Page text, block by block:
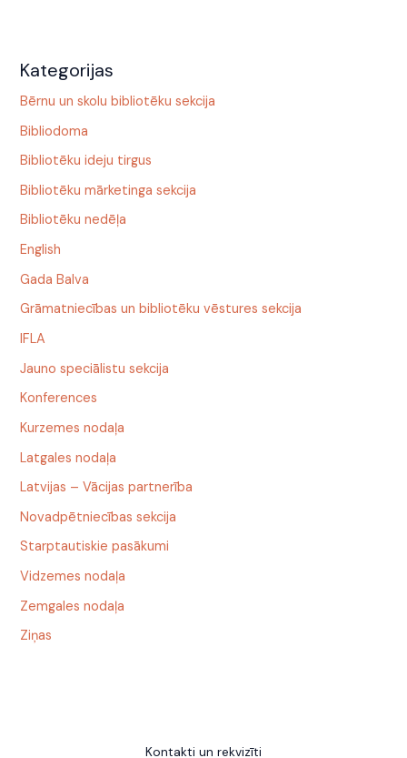
Kategorijas
Bērnu un skolu bibliotēku sekcija
Bibliodoma
Bibliotēku ideju tirgus
Bibliotēku mārketinga sekcija
Bibliotēku nedēļa
English
Gada Balva
Grāmatniecības un bibliotēku vēstures sekcija
IFLA
Jauno speciālistu sekcija
Konferences
Kurzemes nodaļa
Latgales nodaļa
Latvijas – Vācijas partnerība
Novadpētniecības sekcija
Starptautiskie pasākumi
Vidzemes nodaļa
Zemgales nodaļa
Ziņas
Kontakti un rekvizīti